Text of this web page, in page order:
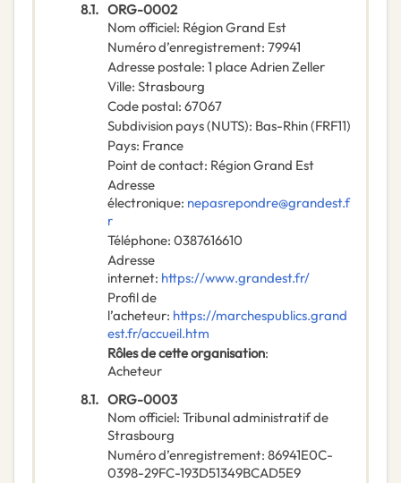
8.1. ORG-0002
Nom officiel: Région Grand Est
Numéro d’enregistrement: 79941
Adresse postale: 1 place Adrien Zeller
Ville: Strasbourg
Code postal: 67067
Subdivision pays (NUTS): Bas-Rhin(FRF11)
Pays: France
Point de contact: Région Grand Est
Adresse
électronique: nepasrepondre@grandest.f
r
Téléphone: 0387616610
Adresse
internet: https://www.grandest.fr/
Profil de
l’acheteur: https://marchespublics.grand
est.fr/accueil.htm
Rôles de cette organisation:
Acheteur
8.1. ORG-0003
Nom officiel: Tribunal administratif de
Strasbourg
Numéro d’enregistrement: 86941E0C-
0398-29FC-193D51349BCAD5E9